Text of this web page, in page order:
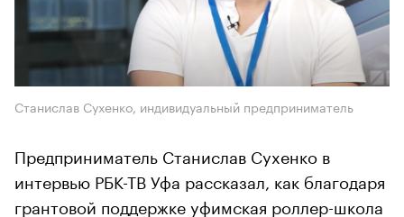
Станислав Сухенко, индивидуальный предприниматель
Предприниматель Станислав Сухенко в
интервью РБК-ТВ Уфа рассказал, как благодаря
грантовой поддержке уфимская роллер-школа